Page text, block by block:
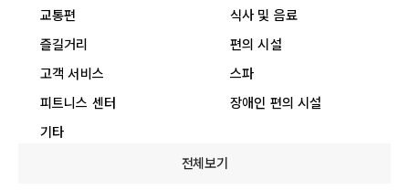
교통편
식사 및 음료
즐길거리
편의 시설
고객 서비스
스파
피트니스 센터
장애인 편의 시설
기타
전체보기